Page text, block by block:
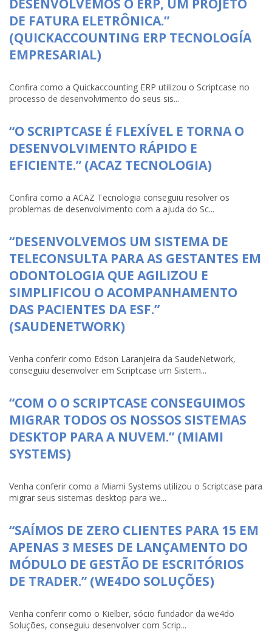
DESENVOLVEMOS O ERP, UM PROJETO
DE FATURA ELETRÔNICA.”
(QUICKACCOUNTING ERP TECNOLOGÍA
EMPRESARIAL)
Confira como a Quickaccounting ERP utilizou o Scriptcase no
processo de desenvolvimento do seus sis...
“O SCRIPTCASE É FLEXÍVEL E TORNA O
DESENVOLVIMENTO RÁPIDO E
EFICIENTE.” (ACAZ TECNOLOGIA)
Confira como a ACAZ Tecnologia conseguiu resolver os
problemas de desenvolvimento com a ajuda do Sc...
“DESENVOLVEMOS UM SISTEMA DE
TELECONSULTA PARA AS GESTANTES EM
ODONTOLOGIA QUE AGILIZOU E
SIMPLIFICOU O ACOMPANHAMENTO
DAS PACIENTES DA ESF.”
(SAUDENETWORK)
Venha conferir como Edson Laranjeira da SaudeNetwork,
conseguiu desenvolver em Scriptcase um Sistem...
“COM O O SCRIPTCASE CONSEGUIMOS
MIGRAR TODOS OS NOSSOS SISTEMAS
DESKTOP PARA A NUVEM.” (MIAMI
SYSTEMS)
Venha conferir como a Miami Systems utilizou o Scriptcase para
migrar seus sistemas desktop para we...
“SAÍMOS DE ZERO CLIENTES PARA 15 EM
APENAS 3 MESES DE LANÇAMENTO DO
MÓDULO DE GESTÃO DE ESCRITÓRIOS
DE TRADER.” (WE4DO SOLUÇÕES)
Venha conferir como o Kielber, sócio fundador da we4do
Soluções, conseguiu desenvolver com Scrip...